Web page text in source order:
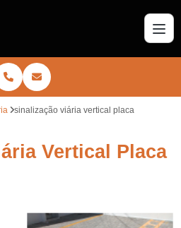
sinalização viária vertical placa
Vertical Placa